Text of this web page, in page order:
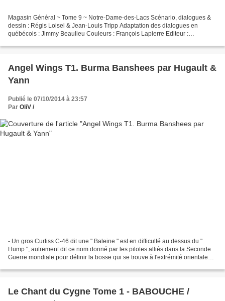
Magasin Général ~ Tome 9 ~ Notre-Dame-des-Lacs Scénario, dialogues &
dessin : Régis Loisel & Jean-Louis Tripp Adaptation des dialogues en
québécois : Jimmy Beaulieu Couleurs : François Lapierre Editeur :
Angel Wings T1. Burma Banshees par Hugault &
Yann
Publié le 07/10/2014 à 23:57
Par OliV /
- Un gros Curtiss C-46 dit une " Baleine " est en difficulté au dessus du "
Hump ", autrement dit ce nom donné par les pilotes alliés dans la Seconde
Guerre mondiale pour définir la bosse qui se trouve à l'extrémité orientale
Le Chant du Cygne Tome 1 - BABOUCHE /